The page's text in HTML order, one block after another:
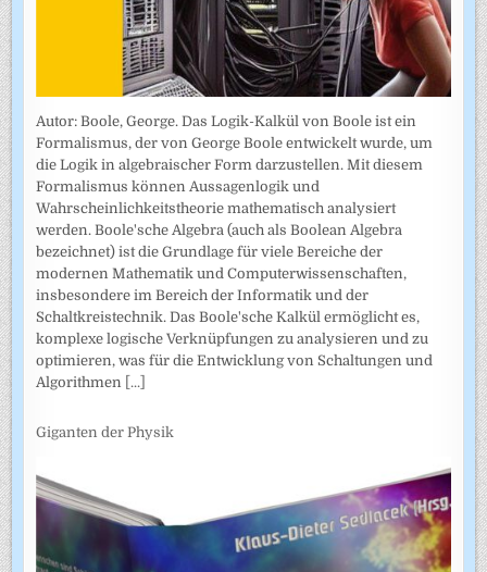
Autor: Boole, George. Das Logik-Kalkül von Boole ist ein
Formalismus, der von George Boole entwickelt wurde, um
die Logik in algebraischer Form darzustellen. Mit diesem
Formalismus können Aussagenlogik und
Wahrscheinlichkeitstheorie mathematisch analysiert
werden. Boole'sche Algebra (auch als Boolean Algebra
bezeichnet) ist die Grundlage für viele Bereiche der
modernen Mathematik und Computerwissenschaften,
insbesondere im Bereich der Informatik und der
Schaltkreistechnik. Das Boole'sche Kalkül ermöglicht es,
komplexe logische Verknüpfungen zu analysieren und zu
optimieren, was für die Entwicklung von Schaltungen und
Algorithmen [...]
Giganten der Physik